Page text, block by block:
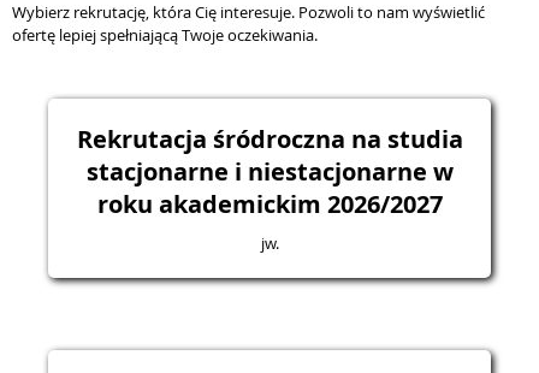
Wybierz rekrutację, która Cię interesuje. Pozwoli to nam wyświetlić
ofertę lepiej spełniającą Twoje oczekiwania.
Rekrutacja śródroczna na studia
stacjonarne i niestacjonarne w
roku akademickim 2026/2027
jw.